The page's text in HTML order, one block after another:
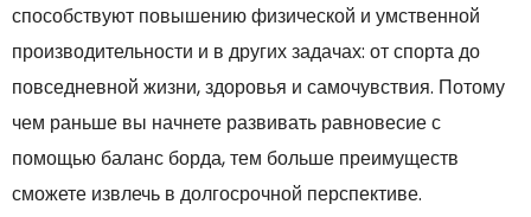
способствуют повышению физической и умственной
производительности и в других задачах: от спорта до
повседневной жизни, здоровья и самочувствия. Потому
чем раньше вы начнете развивать равновесие с
помощью баланс борда, тем больше преимуществ
сможете извлечь в долгосрочной перспективе.